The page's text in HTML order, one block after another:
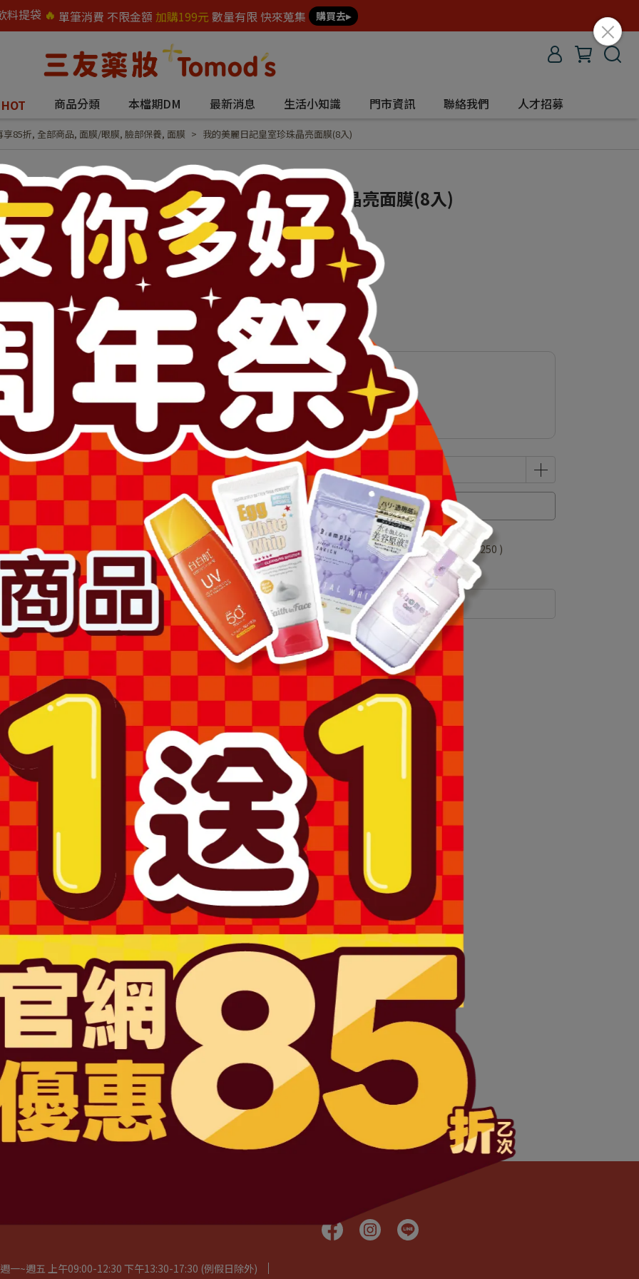
料提袋 🔥 單筆消費 不限金額 加購199元 數量有限 快來蒐集 購買去▸
HOT 商品分類 本檔期DM 最新消息 生活小知識 門市資訊 聯絡我們 人才招募
享85折, 全部商品, 面膜/眼膜, 臉部保養, 面膜 我的美麗日記皇室珍珠晶亮面膜(8入)
我的美麗日記皇室珍珠晶亮面膜(8入)
NT$194
NT$250
商品編號:
供貨狀況: 庫存不足
此商品參與的優惠活動
超值加價購
滿1500送卸妝膏2000送拉絲乳霜
已售完
加入最愛 此商品 「 最高 」可以折抵紅利50000點 (約等於 NT$250 )
規格說明
品圖片僅供參考，依實際收到商品為準。
避免顏色不符或肌膚不適等症狀。
業醫師協助。
如已拆封或使用過、無法恢復原狀、商品外盒損壞恕無法辦理退換貨。
湖、金門、馬祖….等)
第 MD6201047487 號
三段4號地下一層
一~週五 上午09:00-12:30 下午13:30-17:30 (例假日除外)